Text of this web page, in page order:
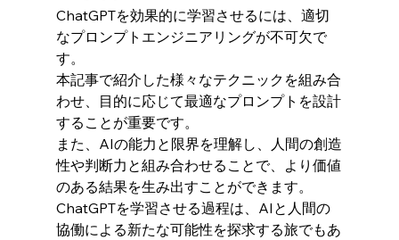
ChatGPTを効果的に学習させるには、適切
なプロンプトエンジニアリングが不可欠で
す。
本記事で紹介した様々なテクニックを組み合
わせ、目的に応じて最適なプロンプトを設計
することが重要です。
また、AIの能力と限界を理解し、人間の創造
性や判断力と組み合わせることで、より価値
のある結果を生み出すことができます。
ChatGPTを学習させる過程は、AIと人間の
協働による新たな可能性を探求する旅でもあ